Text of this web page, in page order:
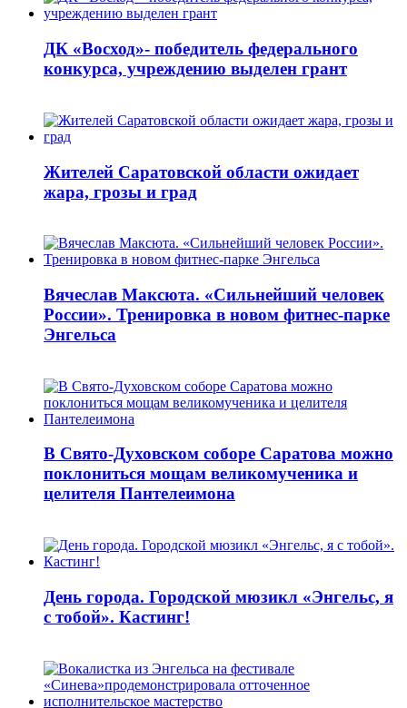
ДК «Восход»- победитель федерального
конкурса, учреждению выделен грант
Жителей Саратовской области ожидает
жара, грозы и град
Вячеслав Максюта. «Сильнейший человек
России». Тренировка в новом фитнес-парке
Энгельса
В Свято-Духовском соборе Саратова можно
поклониться мощам великомученика и
целителя Пантелеимона
День города. Городской мюзикл «Энгельс, я
с тобой». Кастинг!